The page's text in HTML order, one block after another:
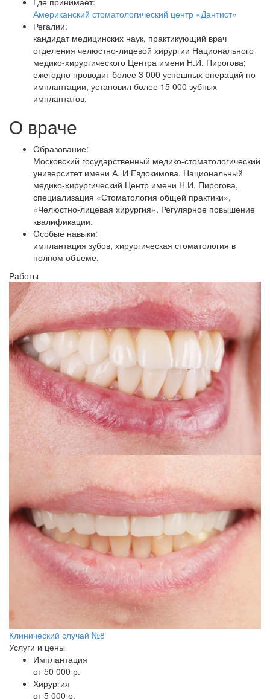
Американский стоматологический центр «Дантист»
Регалии:
кандидат медицинских наук, практикующий врач
отделения челюстно-лицевой хирургии Национального
медико-хирургического Центра имени Н.И. Пирогова;
ежегодно проводит более 3 000 успешных операций по
имплантации, установил более 15 000 зубных
имплантатов.
О враче
Образование:
Московский государственный медико-стоматологический
университет имени А. И Евдокимова. Национальный
медико-хирургический Центр имени Н.И. Пирогова,
специализация «Стоматология общей практики»,
«Челюстно-лицевая хирургия». Регулярное повышение
квалификации.
Особые навыки:
имплантация зубов, хирургическая стоматология в
полном объеме.
Работы
Клинический случай №8
Услуги и цены
Имплантация
от 50 000 р.
Хирургия
от 5 000 р.